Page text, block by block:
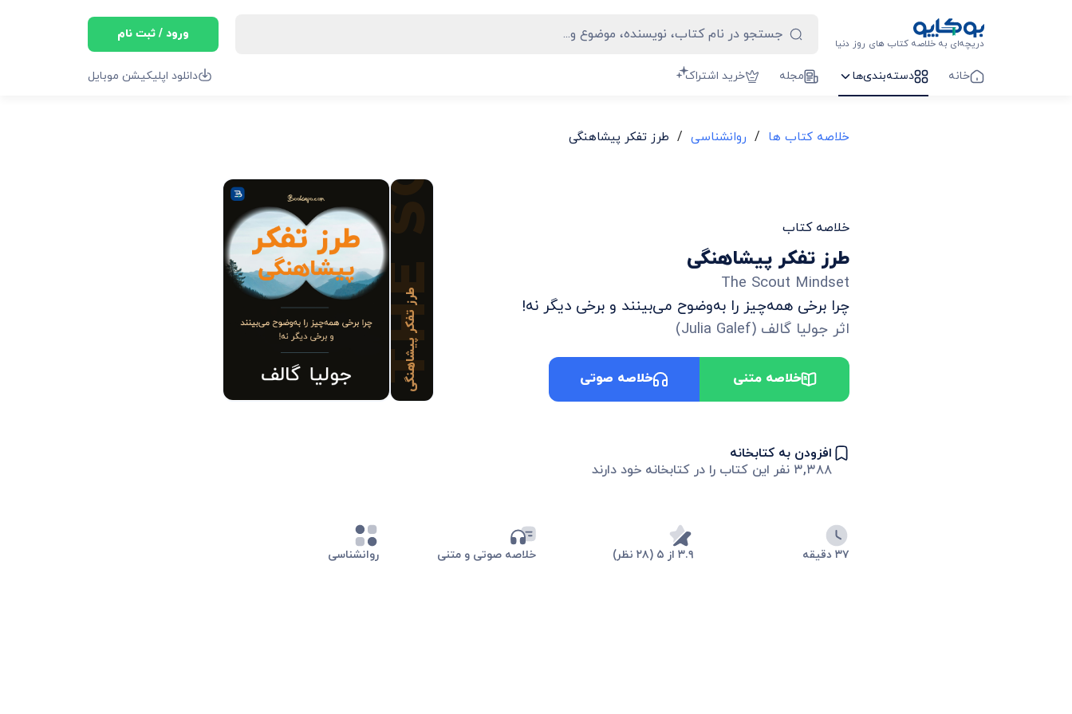
دریچه‌ای به خلاصه کتاب های روز دنیا
ورود / ثبت نام
خانه دسته‌بندی‌ها مجله خرید اشتراک دانلود اپلیکیشن موبایل
خلاصه کتاب ها / روانشناسی / طرز تفکر پیشاهنگی
طرز تفکر پیشاهنگی
خلاصه کتاب
طرز تفکر پیشاهنگی
The Scout Mindset
چرا برخی همه‌چیز را به‌وضوح می‌بینند و برخی دیگر نه!
اثر جولیا گالف (
Julia Galef
)
خلاصه متنی خلاصه صوتی
افزودن به کتابخانه
۳,۳۸۸ نفر این کتاب را در کتابخانه خود دارند
۳۷ دقیقه ۳.۹ از ۵ (۲۸ نظر) خلاصه صوتی و متنی روانشناسی